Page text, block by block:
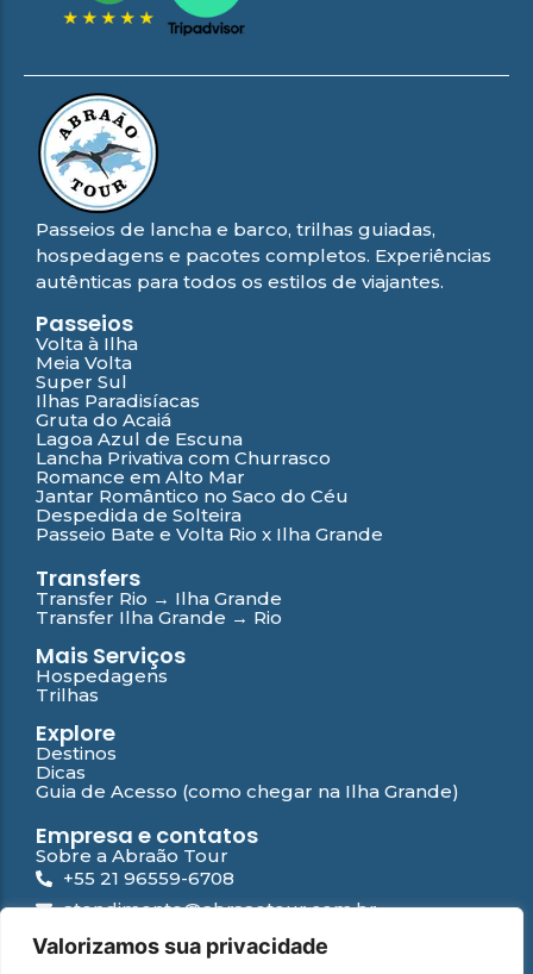
Valorizamos sua privacidade
Passeios de lancha e barco, trilhas guiadas,
hospedagens e pacotes completos. Experiências
autênticas para todos os estilos de viajantes.
Passeios
Volta à Ilha
Meia Volta
Super Sul
Ilhas Paradisíacas
Gruta do Acaiá
Lagoa Azul de Escuna
Lancha Privativa com Churrasco
Romance em Alto Mar
Jantar Romântico no Saco do Céu
Despedida de Solteira
Passeio Bate e Volta Rio x Ilha Grande
Transfers
Transfer Rio → Ilha Grande
Transfer Ilha Grande → Rio
Mais Serviços
Hospedagens
Trilhas
Explore
Destinos
Dicas
Guia de Acesso (como chegar na Ilha Grande)
Empresa e contatos
Sobre a Abraão Tour
+55 21 96559-6708
atendimento@abraaotour.com.br
Ilha Grande